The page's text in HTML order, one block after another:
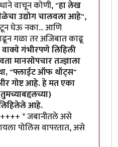
वाचून कोणी,"हा लेख
उद्योग चालवला आहे",
घेऊ नका... आणि
गळा तर अजिबात काढू
वाक्ये गंभीरपणे लिहिली
मानसोपचार तज्ज्ञाला
"फ्लाईट ऑफ थॉट्स"
गोष्ट आहे. हे मत एका
आहे.
* जबानीतले असे
पोलिस वापरतात, असे